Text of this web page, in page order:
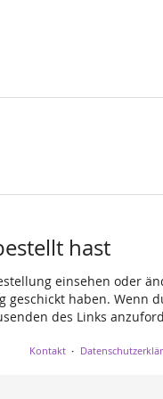
hast
einsehen oder
haben. Wenn
des Links
Kontakt